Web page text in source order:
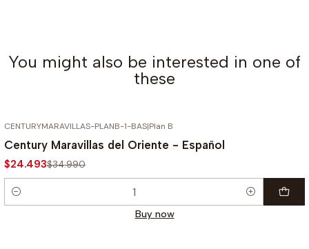
You might also be interested in one of
these
-30%
CENTURYMARAVILLAS-PLANB-1-BAS|Plan B
Century Maravillas del Oriente - Español
$24.493$34.990
Quantity
Buy now